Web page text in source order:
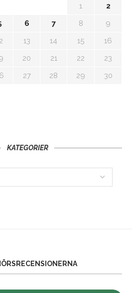
1
2
6 7 8
9
13 14 15
16
20 21 22
23
27 28 29
30
KATEGORIER